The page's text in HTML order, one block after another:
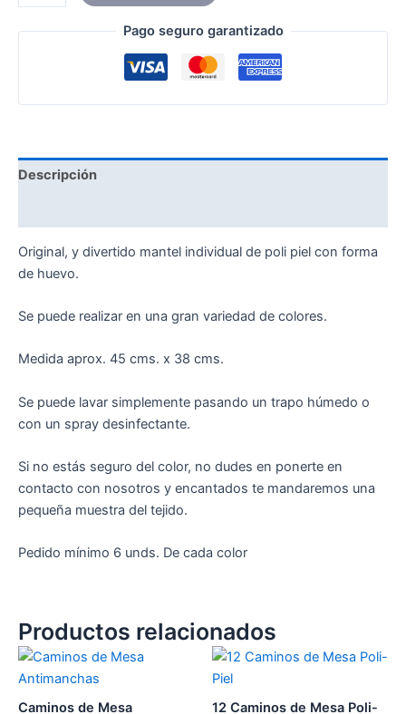
Pago seguro garantizado
Descripción
Original, y divertido mantel individual de poli piel con forma
de huevo.
Se puede realizar en una gran variedad de colores.
Medida aprox. 45 cms. x 38 cms.
Se puede lavar simplemente pasando un trapo húmedo o
con un spray desinfectante.
Si no estás seguro del color, no dudes en ponerte en
contacto con nosotros y encantados te mandaremos una
pequeña muestra del tejido.
Pedido mínimo 6 unds. De cada color
Productos relacionados
Caminos de Mesa
Este
producto
tiene
12 Caminos de Mesa Poli-